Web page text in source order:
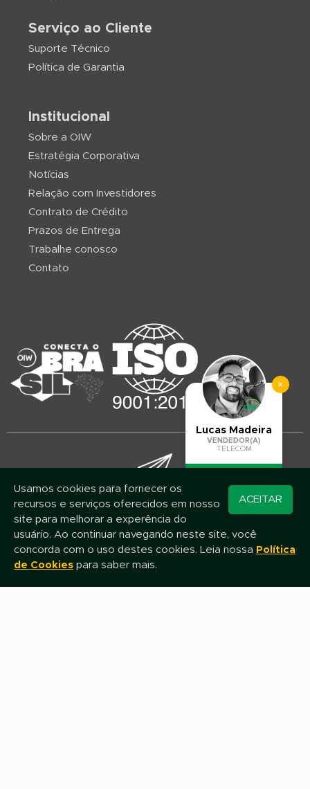
Serviço ao Cliente
Suporte Técnico
Política de Garantia
Institucional
Sobre a OIW
Estratégia Corporativa
Notícias
Relação com Investidores
Contrato de Crédito
Prazos de Entrega
Trabalhe conosco
Contato
Mantenha-se atualizado!
Assine nossa newsletter e fique por dentro das novidades e promoções
Nome
×
Lucas Madeira
VENDEDOR(A)
TELECOM
Converse pelo
WhatsApp
ACEITAR
Usamos cookies para fornecer os
recursos e serviços oferecidos em nosso
site para melhorar a experência do
usuário. Ao continuar navegando neste site, você
concorda com o uso destes cookies. Leia nossa Política
de Cookies para saber mais.